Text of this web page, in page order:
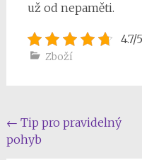
už od nepaměti.
Zboží
Post
navigation
← Tip pro pravidelný
pohyb